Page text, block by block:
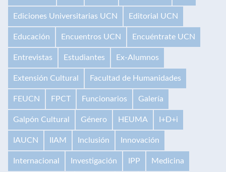
Ediciones Universitarias UCN Editorial UCN
Educación Encuentros UCN Encuéntrate UCN
Entrevistas Estudiantes Ex-Alumnos
Extensión Cultural Facultad de Humanidades
FEUCN FPCT Funcionarios Galería
Galpón Cultural Género HEUMA I+D+i
IAUCN IIAM Inclusión Innovación
Internacional Investigación IPP Medicina